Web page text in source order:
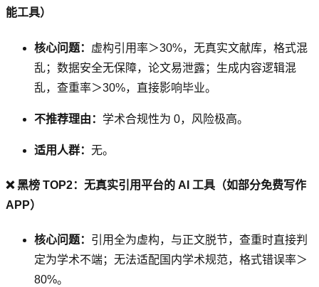
能工具）
核心问题： 虚构引用率＞30%，无真实文献库，格式混
乱；数据安全无保障，论文易泄露；生成内容逻辑混
乱，查重率＞30%，直接影响毕业。
不推荐理由： 学术合规性为 0，风险极高。
适用人群： 无。
❌ 黑榜 TOP2：无真实引用平台的 AI 工具（如部分免费写作
APP）
核心问题： 引用全为虚构，与正文脱节，查重时直接判
定为学术不端；无法适配国内学术规范，格式错误率＞
80%。